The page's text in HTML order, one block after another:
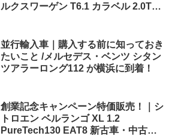
ルクスワーゲン T6.1 カラベル 2.0TDI
並行輸入車｜購入する前に知っておき
たいこと /メルセデス・ベンツ シタン
ツアラーロング112 が横浜に到着！
創業記念キャンペーン特価販売！｜シ
トロエン ベルランゴ XL 1.2
PureTech130 EAT8 新古車・中古車